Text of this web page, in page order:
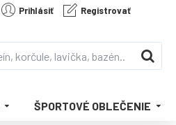
Prihlásiť Registrovať
ŠPORTOVÉ OBLEČENIE